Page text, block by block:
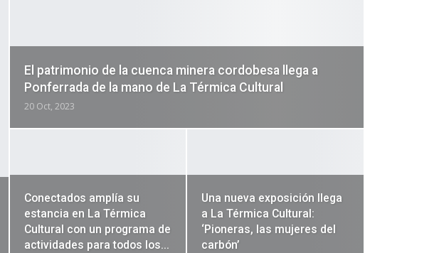
El patrimonio de la cuenca minera cordobesa llega a
Ponferrada de la mano de La Térmica Cultural
20 Oct, 2023
Conectados amplía su
estancia en La Térmica
Cultural con un programa de
actividades para todos los…
Una nueva exposición llega
a La Térmica Cultural:
‘Pioneras, las mujeres del
carbón’